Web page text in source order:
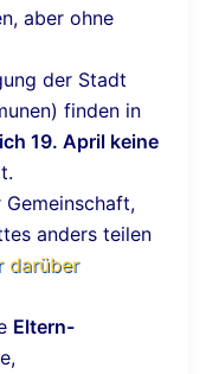
aber ohne
der Stadt
finden in
19. April keine
anders teilen
darüber
Eltern-